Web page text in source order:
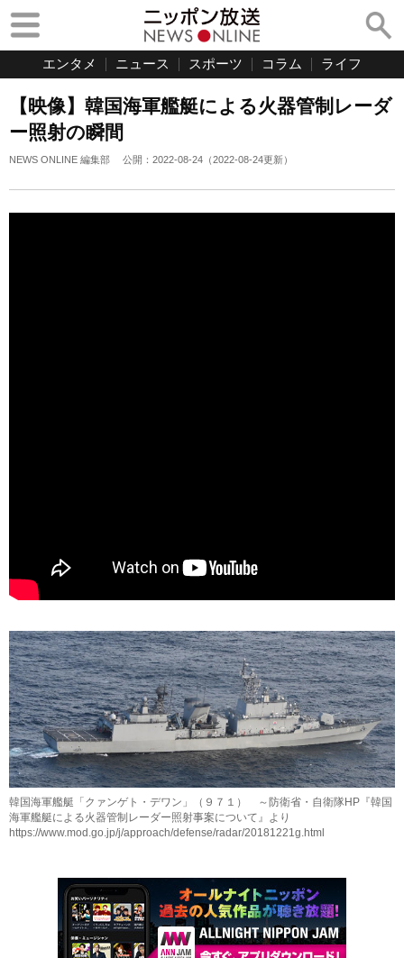
エンタメ ニュース スポーツ コラム ライフ
【映像】韓国海軍艦艇による火器管制レーダ
ー照射の瞬間
NEWS ONLINE 編集部 公開： 2022-08-24 （2022-08-24更新）
韓国海軍艦艇「クァンゲト・デワン」（９７１） ～防衛省・自衛隊HP『韓国
海軍艦艇による火器管制レーダー照射事案について』より
https://www.mod.go.jp/j/approach/defense/radar/20181221g.html